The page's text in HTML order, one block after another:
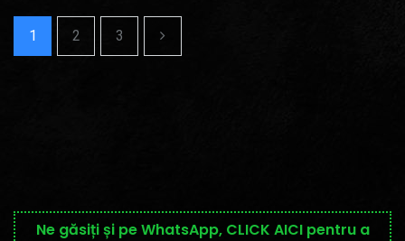
1 2 3
Ne găsiți și pe WhatsApp, CLICK AICI pentru a